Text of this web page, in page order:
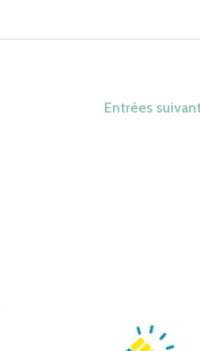
Entrées